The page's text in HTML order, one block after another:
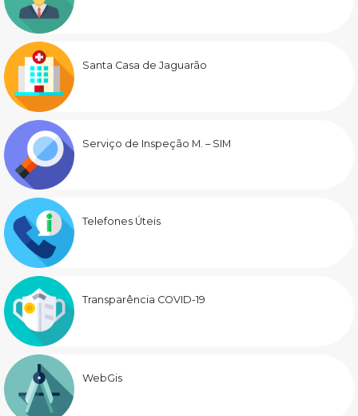
Santa Casa de Jaguarão
Serviço de Inspeção M. – SIM
Telefones Úteis
Transparência COVID-19
WebGis